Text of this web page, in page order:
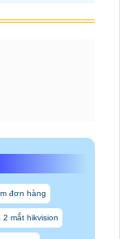
đơn hàng
2 mắt hikvision